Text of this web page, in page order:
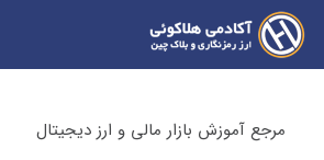
مرجع آموزش بازار مالی و ارز دیجیتال